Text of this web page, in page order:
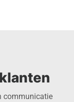
communicatie